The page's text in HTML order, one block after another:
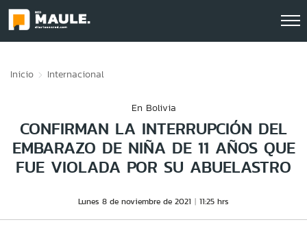
Inicio Internacional
En Bolivia
CONFIRMAN LA INTERRUPCIÓN DEL
EMBARAZO DE NIÑA DE 11 AÑOS QUE
FUE VIOLADA POR SU ABUELASTRO
Lunes 8 de noviembre de 2021 11:25 hrs